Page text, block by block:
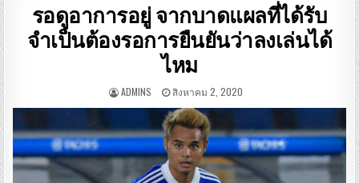
รอดูอาการอยู่ จากบาดแผลที่ได้รับ
จำเป็นต้องรอการยืนยันว่าลงเล่นได้
ไหม
ADMINS สิงหาคม 2, 2020